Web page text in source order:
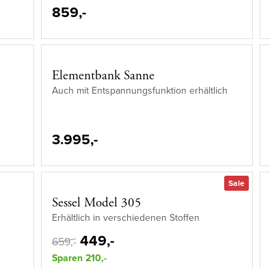
859,-
Elementbank Sanne
Auch mit Entspannungsfunktion erhältlich
3.995,-
Sale
Sessel Model 305
Erhältlich in verschiedenen Stoffen
659,- 449,-
Sparen 210,-